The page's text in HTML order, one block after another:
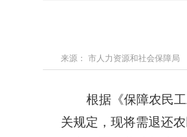
来源： 市人力资源和社会保障局
根据《保障农民
关规定，现将需退还